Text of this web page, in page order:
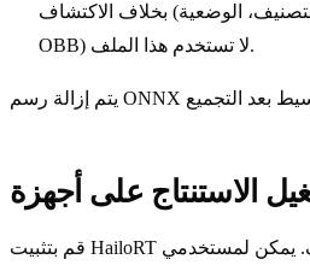
بخلاف الاكتشاف (التجزئة، الدلالية، العمق، التصنيف، الوضعية،
OBB) لا تستخدم هذا الملف.
قم بتثبيت HailoRT على الجهاز المستهدف. يمكن لمستخدمي